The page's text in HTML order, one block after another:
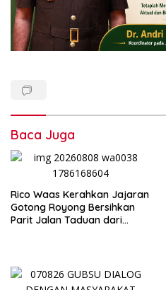
Baca Juga
Rico Waas Kerahkan Jajaran
Gotong Royong Bersihkan
Parit Jalan Taduan dari